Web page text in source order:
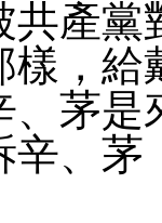
共產黨
樣，給
、茅是
辛、茅